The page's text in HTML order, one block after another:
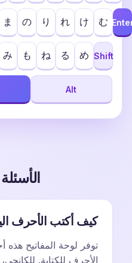
ま の り れ け む
み も ね る め Shift
Alt
كيف أكتب الأحرف
توفر لوحة المفاتيح هذه
الأحرف للكتابة.